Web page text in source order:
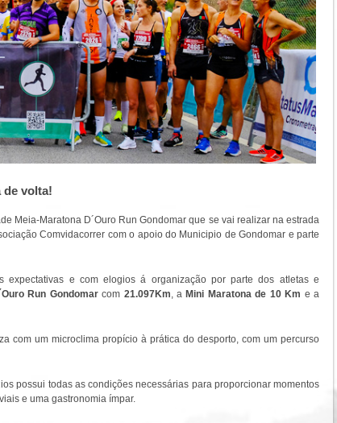
de volta!
Meia-Maratona D´Ouro Run Gondomar que se vai realizar na estrada
Comvidacorrer com o apoio do Municipio de Gondomar e parte
e com elogios á organização por parte dos atletas e
Run Gondomarcom 21.097Km , aMini Maratona de 10 Km e a
com um microclima propício à prática do desporto, com um percurso
possui todas as condições necessárias para proporcionar momentos
e uma gastronomia ímpar.